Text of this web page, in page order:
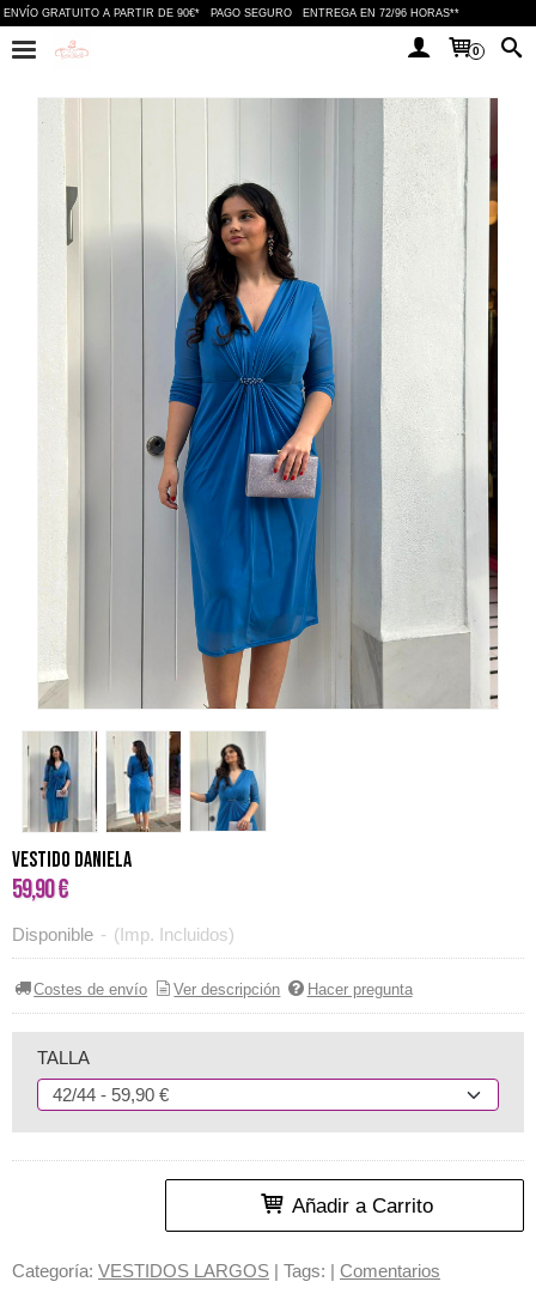
ENVÍO GRATUITO A PARTIR DE 90€* PAGO SEGURO ENTREGA EN 72/96 HORAS**
0
Vestido Daniela
59,90 €
Disponible - (Imp. Incluidos)
Costes de envío Ver descripción Hacer pregunta
TALLA
Añadir a Carrito
Categoría: VESTIDOS LARGOS | Tags: | Comentarios